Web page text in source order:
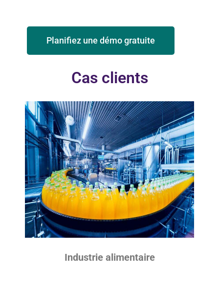
Planifiez une démo gratuite
Cas clients
Industrie alimentaire